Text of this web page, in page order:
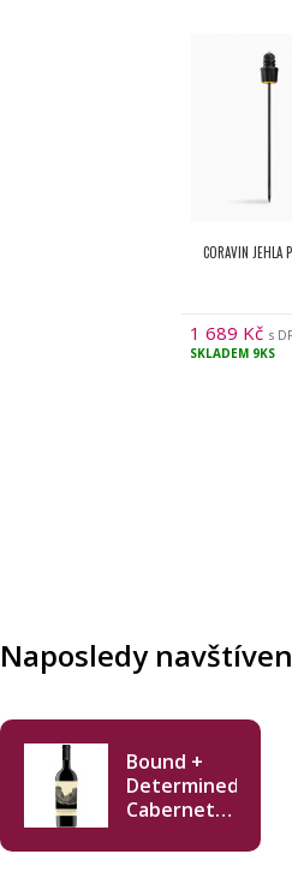
CORAVIN JEHLA
1 689 Kč s
SKLADEM 9KS
Naposledy
Bound +
Determined
Cabernet
2023 750ml